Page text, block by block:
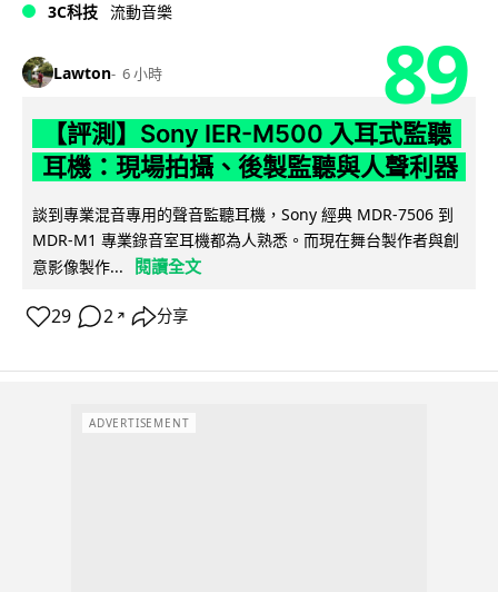
3C科技 流動音樂
Lawton 6 小時 89
【評測】Sony IER-M500 入耳式監聽
耳機：現場拍攝、後製監聽與人聲利器
談到專業混音專用的聲音監聽耳機，Sony 經典 MDR-7506 到
MDR-M1 專業錄音室耳機都為人熟悉。而現在舞台製作者與創
意影像製作...
閱讀全文
29 2 ↗ 分享
ADVERTISEMENT